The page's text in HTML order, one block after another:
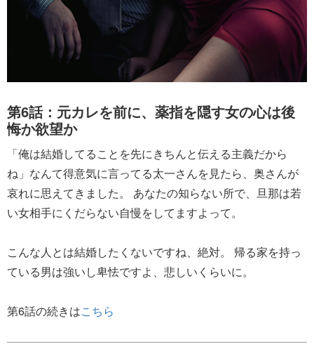
第6話：元カレを前に、薬指を隠す女の心は後
悔か欲望か
「俺は結婚してることを先にきちんと伝える主義だから
ね」なんて得意気に言ってる太一さんを見たら、奥さんが
哀れに思えてきました。 あなたの知らない所で、旦那は若
い女相手にくだらない自慢をしてますよって。
こんな人とは結婚したくないですね、絶対。 帰る家を持っ
ている男は強いし卑怯ですよ、悲しいくらいに。
第6話の続きはこちら